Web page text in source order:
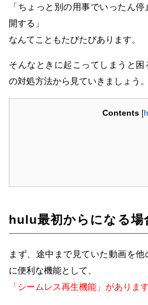
「ちょっと別の用事でいったん
開する」
なんてこともたびたびあります。
そんなときに起こってしまうと困
の対処方法から見ていきましょう。
Contents [
hulu最初からになる場
まず、途中まで見ていた動画を
に便利な機能として、
「シームレス再生機能」があります